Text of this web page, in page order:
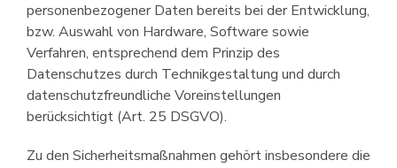
personen­bezogener Daten bereits bei der Entwicklung,
bzw. Auswahl von Hardware, Software sowie
Verfahren, entsprechend dem Prinzip des
Datenschutzes durch Technikgestaltung und durch
datenschutz­freundliche Voreinstellungen
berücksichtigt (Art. 25 DSGVO).
Zu den Sicherheits­maßnahmen gehört insbesondere die